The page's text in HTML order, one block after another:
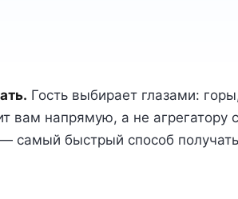
Гость выбирает глазами:
вам напрямую, а не агрегатору с
самый быстрый способ